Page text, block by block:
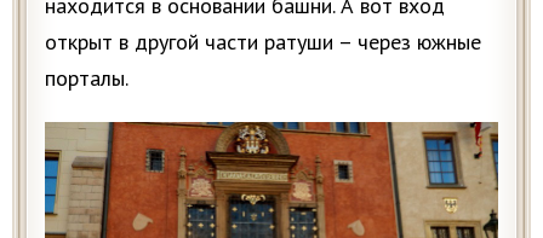
открыт в другой части ратуши – через южные
порталы.